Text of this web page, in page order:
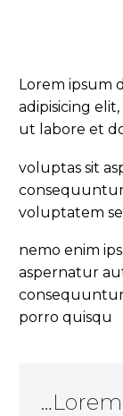
Lorem ipsum
adipisicing
ut labore et
voluptas sit
consequuntur
voluptatem
nemo enim
aspernatur
porro quisqu